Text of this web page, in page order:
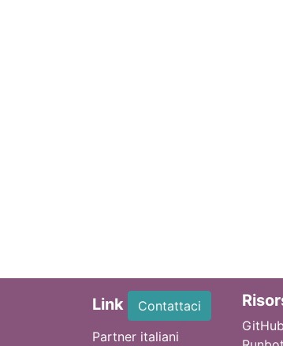
Link
Contattaci
Partner italiani
Ri
GitHub